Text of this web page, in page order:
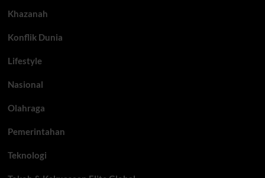
Khazanah
Konflik Dunia
Lifestyle
Nasional
Olahraga
Pemerintahan
Teknologi